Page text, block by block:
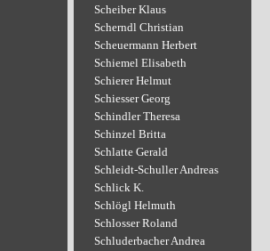
Scheiber Klaus
Scherndl Christian
Scheuermann Herbert
Schiemel Elisabeth
Schierer Helmut
Schiesser Georg
Schindler Theresa
Schinzel Britta
Schlatte Gerald
Schleidt-Schuller Andreas
Schlick K.
Schlögl Helmuth
Schlosser Roland
Schluderbacher Andrea